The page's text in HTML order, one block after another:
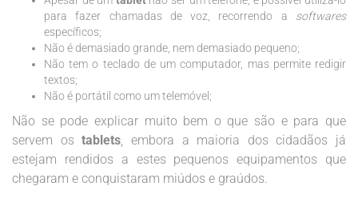
para fazer chamadas de voz, recorrendo a softwares
específicos;
Não é demasiado grande, nem demasiado pequeno;
Não tem o teclado de um computador, mas permite redigir
textos;
Não é portátil como um telemóvel;
Não se pode explicar muito bem o que são e para que
servem ostablets, embora a maioria dos cidadãos já
estejam rendidos a estes pequenos equipamentos que
chegaram e conquistaram miúdos e graúdos.